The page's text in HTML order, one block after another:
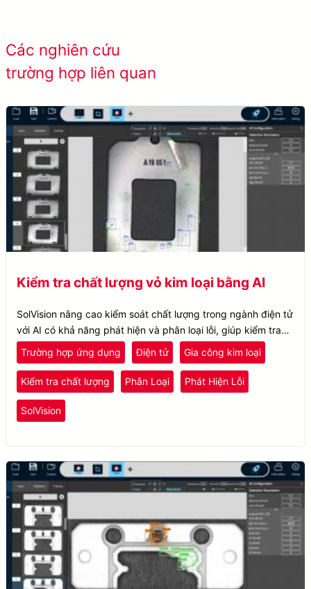
Các nghiên cứu
trường hợp liên quan
Kiểm tra chất lượng vỏ kim loại bằng AI
SolVision nâng cao kiểm soát chất lượng trong ngành điện tử
với AI có khả năng phát hiện và phân loại lỗi, giúp kiểm tra
chất lượng vỏ kim loại chính xác hơn.
Trường hợp ứng dụng Điện tử Gia công kim loại
Kiểm tra chất lượng Phân Loại Phát Hiện Lỗi
SolVision